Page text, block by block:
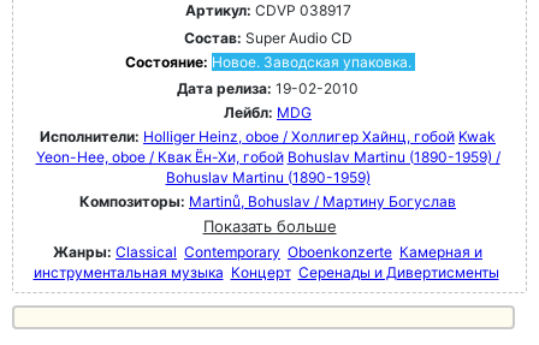
Артикул: CDVP 038917
Состав: Super Audio CD
Состояние: Новое. Заводская упаковка.
Дата релиза: 19-02-2010
Лейбл: MDG
Исполнители: Holliger Heinz, oboe / Холлигер Хайнц, гобой Kwak
Yeon-Hee, oboe / Квак Ён-Хи, гобой Bohuslav Martinu (1890-1959) /
Bohuslav Martinu (1890-1959)
Композиторы: Martinů, Bohuslav / Мартину Богуслав
Показать больше
Жанры: Classical Contemporary Oboenkonzerte Камерная и
инструментальная музыка Концерт Серенады и Дивертисменты